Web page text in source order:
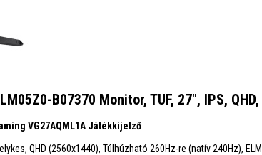
B07370 Monitor, TUF, 27", IPS,
VG27AQML1A Játékkijelző
QHD (2560x1440), Túlhúzható 260Hz-re (natív 240Hz),